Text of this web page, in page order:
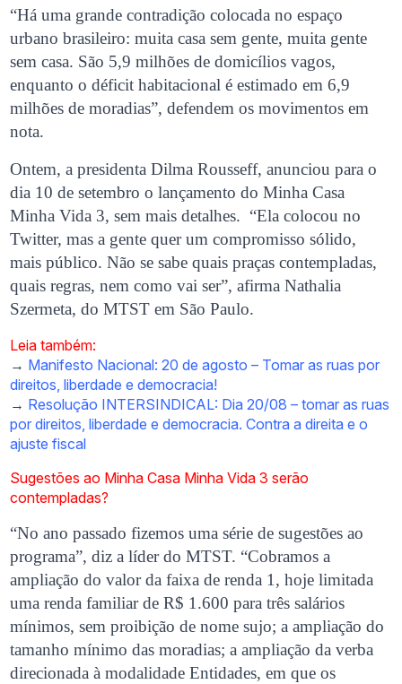
“Há uma grande contradição colocada no espaço
urbano brasileiro: muita casa sem gente, muita gente
sem casa. São 5,9 milhões de domicílios vagos,
enquanto o déficit habitacional é estimado em 6,9
milhões de moradias”, defendem os movimentos em
nota.
Ontem, a presidenta Dilma Rousseff, anunciou para o
dia 10 de setembro o lançamento do Minha Casa
Minha Vida 3, sem mais detalhes. “Ela colocou no
Twitter, mas a gente quer um compromisso sólido,
mais público. Não se sabe quais praças contempladas,
quais regras, nem como vai ser”, afirma Nathalia
Szermeta, do MTST em São Paulo.
Leia também:
→ Manifesto Nacional: 20 de agosto – Tomar as ruas por
direitos, liberdade e democracia!
→ Resolução INTERSINDICAL: Dia 20/08 – tomar as ruas
por direitos, liberdade e democracia. Contra a direita e o
ajuste fiscal
Sugestões ao Minha Casa Minha Vida 3 serão
contempladas?
“No ano passado fizemos uma série de sugestões ao
programa”, diz a líder do MTST. “Cobramos a
ampliação do valor da faixa de renda 1, hoje limitada
uma renda familiar de R$ 1.600 para três salários
mínimos, sem proibição de nome sujo; a ampliação do
tamanho mínimo das moradias; a ampliação da verba
direcionada à modalidade Entidades, em que os